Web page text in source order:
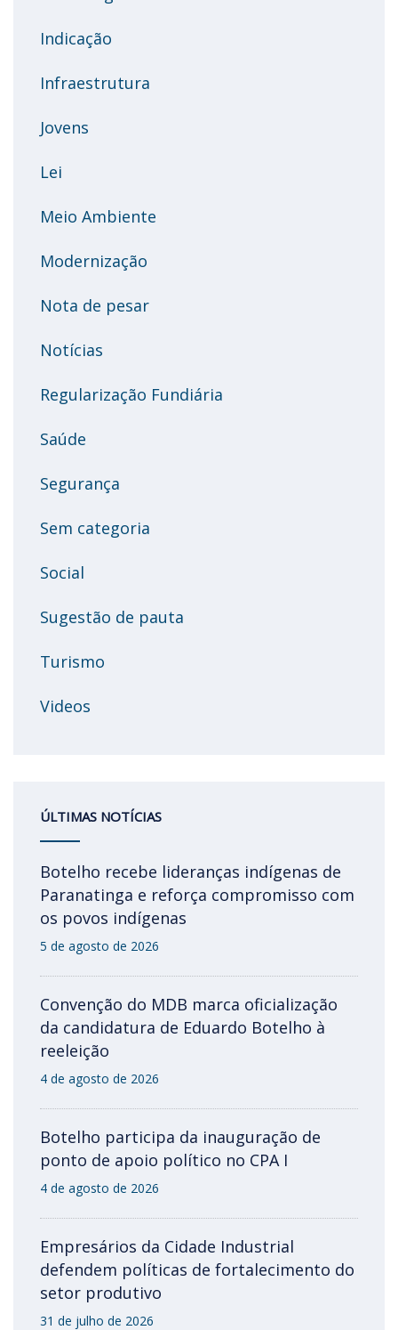
Indicação
Infraestrutura
Jovens
Lei
Meio Ambiente
Modernização
Nota de pesar
Notícias
Regularização Fundiária
Saúde
Segurança
Sem categoria
Social
Sugestão de pauta
Turismo
Videos
ÚLTIMAS NOTÍCIAS
Botelho recebe lideranças indígenas de
Paranatinga e reforça compromisso com
os povos indígenas
5 de agosto de 2026
Convenção do MDB marca oficialização
da candidatura de Eduardo Botelho à
reeleição
4 de agosto de 2026
Botelho participa da inauguração de
ponto de apoio político no CPA I
4 de agosto de 2026
Empresários da Cidade Industrial
defendem políticas de fortalecimento do
setor produtivo
31 de julho de 2026